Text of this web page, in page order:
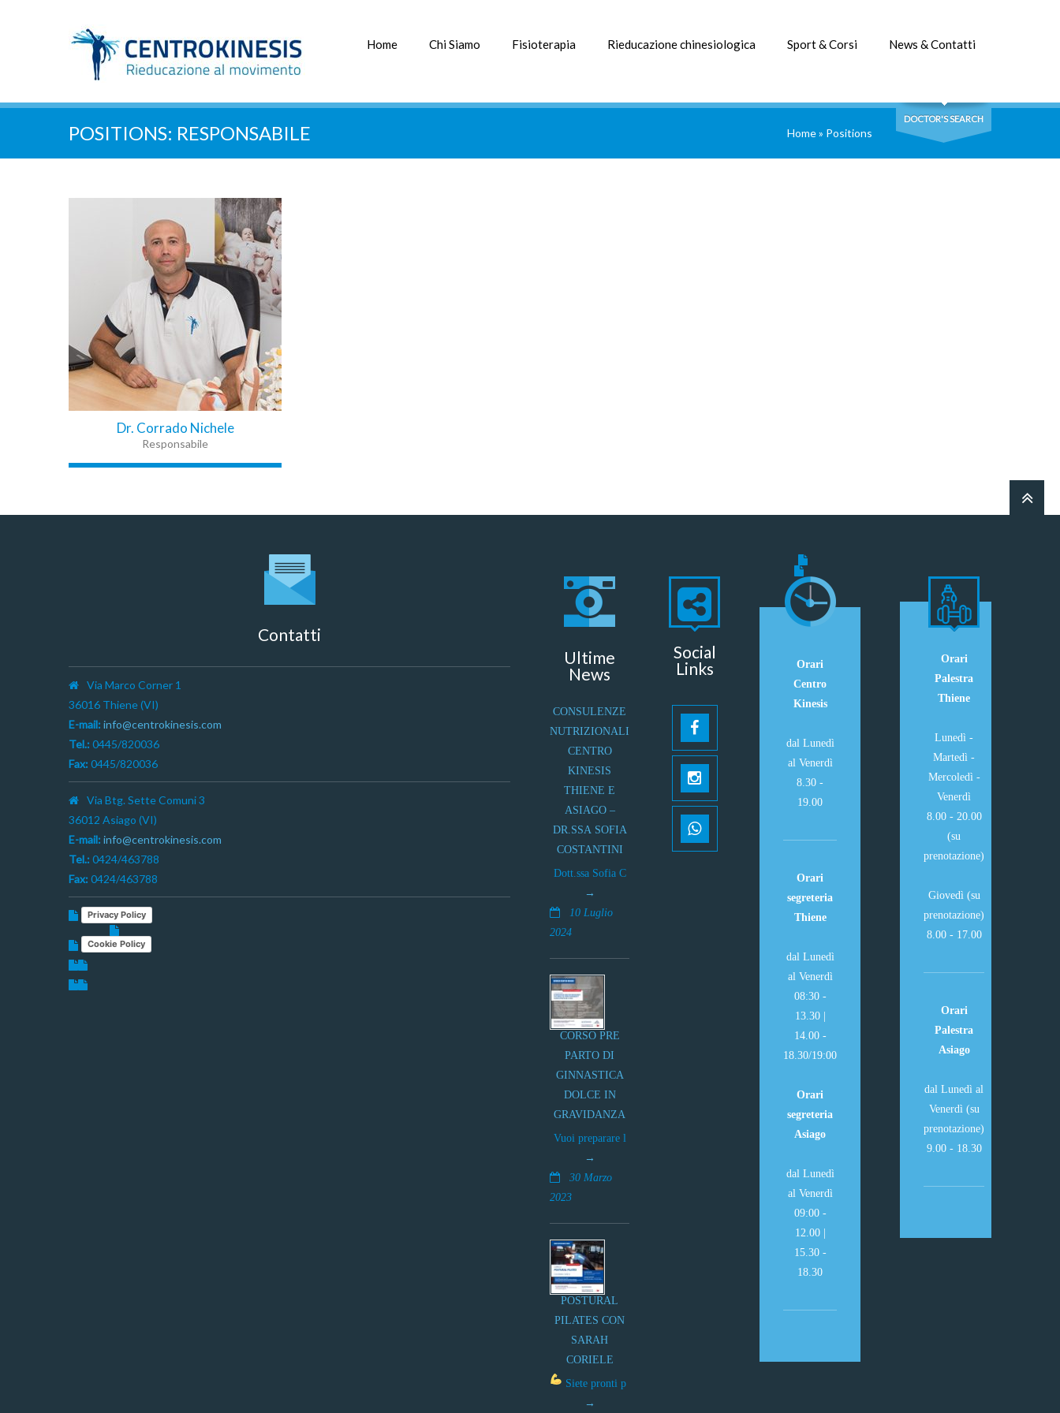
Home Chi Siamo Fisioterapia Rieducazione chinesiologica Sport & Corsi News & Contatti
DOCTOR'S SEARCH
POSITIONS: RESPONSABILE Home» Positions
Dr. Corrado Nichele
Responsabile
Contatti
Via Marco Corner 1
36016 Thiene (VI)
E-mail: info@centrokinesis.com
Tel.: 0445/820036
Fax: 0445/820036
Via Btg. Sette Comuni 3
36012 Asiago (VI)
E-mail: info@centrokinesis.com
Tel.: 0424/463788
Fax: 0424/463788
Privacy Policy
Cookie Policy
Ultime
News
CONSULENZE
NUTRIZIONALI
CENTRO
KINESIS
THIENE E
ASIAGO –
DR.SSA SOFIA
COSTANTINI
Dott.ssa Sofia C
10 Luglio
2024
CORSO PRE
PARTO DI
GINNASTICA
DOLCE IN
GRAVIDANZA
Vuoi preparare l
30 Marzo
2023
POSTURAL
PILATES CON
SARAH
CORIELE
Siete pronti p
Social
Links
Orari
Centro
Kinesis
dal Lunedì
al Venerdì
8.30 -
19.00
Orari
segreteria
Thiene
dal Lunedì
al Venerdì
08:30 -
13.30 |
14.00 -
18.30/19:00
Orari
segreteria
Asiago
dal Lunedì
al Venerdì
09:00 -
12.00 |
15.30 -
18.30
Orari
Palestra
Thiene
Lunedì -
Martedì -
Mercoledì -
Venerdì
8.00 - 20.00
(su
prenotazione)
Giovedì (su
prenotazione)
8.00 - 17.00
Orari
Palestra
Asiago
dal Lunedì al
Venerdì (su
prenotazione)
9.00 - 18.30